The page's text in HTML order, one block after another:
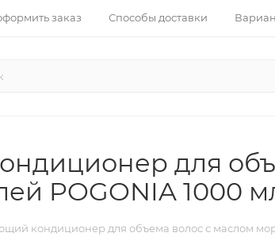
заказ Способы доставки
для
POGONIA 1000
кондиционер для объема волос с маслом